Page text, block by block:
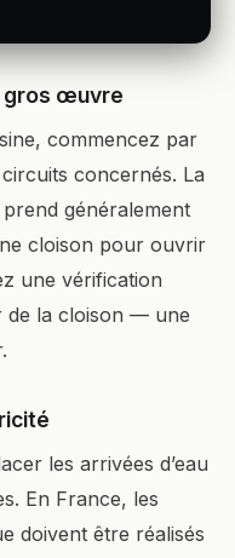
gros œuvre
commencez par
concernés. La
prend généralement
cloison pour ouvrir
une vérification
de la cloison — une
les arrivées d’eau
En France, les
doivent être réalisés